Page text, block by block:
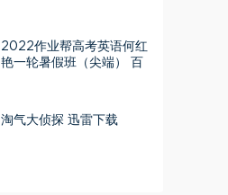
2022作业帮高考英语何红
艳一轮暑假班（尖端） 百
淘气大侦探 迅雷下载